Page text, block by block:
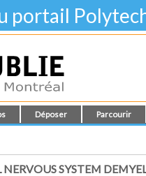
portail
Déposer Parcourir
NERVOUS SYSTEM